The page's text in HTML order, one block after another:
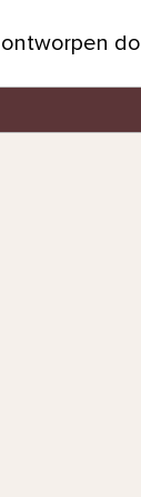
ontworpen